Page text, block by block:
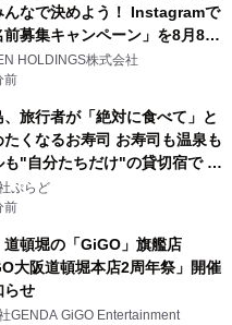
んなで決めよう！ Instagramで
前募集キャンペーン」を8月8日
開催
HOLDINGS株式会社
前
、旅行者が「絶対に食べて」と
たくなるお寿司 お寿司も温泉も
も"自分たちだけ"の貸切宿で 1
定「岩屋温泉 絵島別庭 海と
り寿司プラン
ぷらど
前
道頓堀の「GiGO」旗艦店
大阪道頓堀本店2周年祭」開催
らせ
GENDA GiGO Entertainment